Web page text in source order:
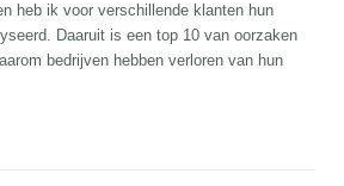
heb ik voor verschillende klanten hun
Daaruit is een top 10 van oorzaken
bedrijven hebben verloren van hun